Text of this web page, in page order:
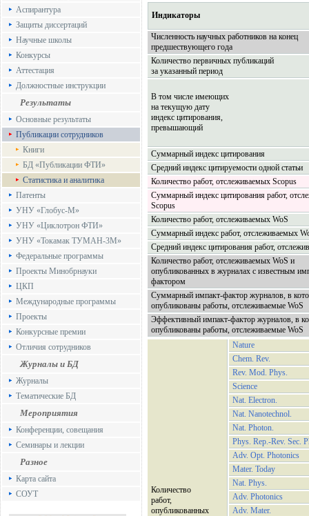
Аспирантура
Защиты диссертаций
Научные школы
Конкурсы
Аттестация
Должностные инструкции
Результаты
Основные результаты
Публикации сотрудников
Книги
БД «Публикации ФТИ»
Статистика и аналитика
Патенты
УНУ «Глобус-М»
УНУ «Циклотрон ФТИ»
УНУ «Токамак ТУМАН-3М»
Федеральные программы
Проекты Минобрнауки
ЦКП
Международные программы
Проекты
Конкурсные премии
Отличия сотрудников
Журналы и БД
Журналы
Тематические БД
Мероприятия
Конференции, совещания
Семинары и лекции
Разное
Карта сайта
СОУТ
Индикаторы
Численность научных работников на конец
предшествующего года
Количество первичных публикаций
за указанный период
В том числе имеющих
на текущую дату
индекс цитирования,
превышающий
Суммарный индекс цитирования
Средний индекс цитируемости одной статьи
Количество работ, отслеживаемых Scopus
Суммарный индекс цитирования работ,
Scopus
Количество работ, отслеживаемых WoS
Суммарный индекс работ, отслеживаемых
Средний индекс цитирования работ,
Количество работ, отслеживаемых WoS и
опубликованных в журналах с известным
фактором
Суммарный импакт-фактор журналов, в
опубликованы работы, отслеживаемые WoS
Эффективный импакт-фактор журналов, в
опубликованы работы, отслеживаемые WoS
Количество
работ,
опубликованных
Nature
Chem. Rev.
Rev. Mod. Phys.
Science
Nat. Electron.
Nat. Nanotechnol.
Nat. Photon.
Phys. Rep.-Rev. Sec.
Adv. Opt. Photonics
Mater. Today
Nat. Phys.
Adv. Photonics
Adv. Mater.